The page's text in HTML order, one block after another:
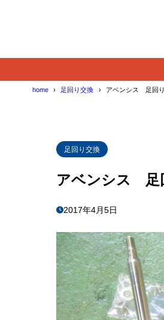
home 足回り交換 アベンシス 足回
足回り交換
アベンシス 足
2017年4月5日